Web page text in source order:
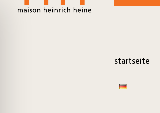
startseite